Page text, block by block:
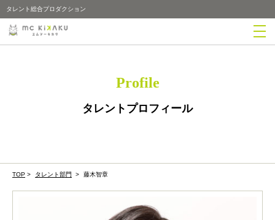
タレント総合プロダクション
Profile
タレントプロフィール
TOP > タレント部門 > 藤木智章